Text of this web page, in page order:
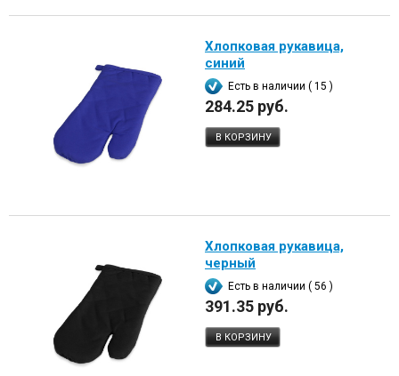
Хлопковая рукавица,
синий
Есть в наличии ( 15 )
284.25 руб.
В КОРЗИНУ
Хлопковая рукавица,
черный
Есть в наличии ( 56 )
391.35 руб.
В КОРЗИНУ